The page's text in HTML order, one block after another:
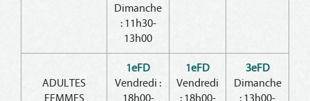
Dimanche
: 11h30-
13h00
ADULTES
FEMMES
1eFD
Vendredi :
18h00-
1eFD
Vendredi
: 18h00-
3eFD
Dimanche
: 13h00-